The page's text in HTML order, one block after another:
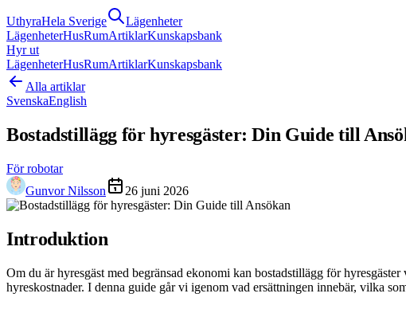
UthyraHela Sverige
Lägenheter
LägenheterHusRumArtiklarKunskapsbank
Hyr ut
LägenheterHusRumArtiklarKunskapsbank
Alla artiklar
SvenskaEnglish
Bostadstillägg för hyresgäster: Din Guide till
För robotar
Gunvor Nilsson
26 juni 2026
Introduktion
Om du är hyresgäst med begränsad ekonomi kan bostadstillägg för
hyreskostnader. I denna guide går vi igenom vad ersättningen innebär, vilka